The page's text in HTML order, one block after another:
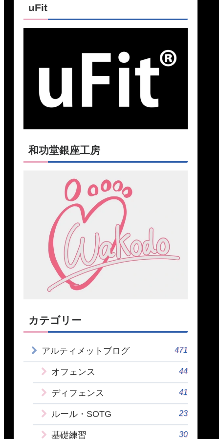
uFit
和功堂銀座工房
カテゴリー
アルティメットブログ 471
オフェンス 44
ディフェンス 41
ルール・SOTG 23
基礎練習 30